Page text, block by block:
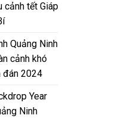
cảnh tết Giáp
Quảng Ninh
cảnh khó
đán 2024
Year
Ninh